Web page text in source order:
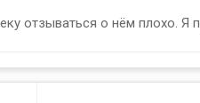
отзываться о нём плохо. Я